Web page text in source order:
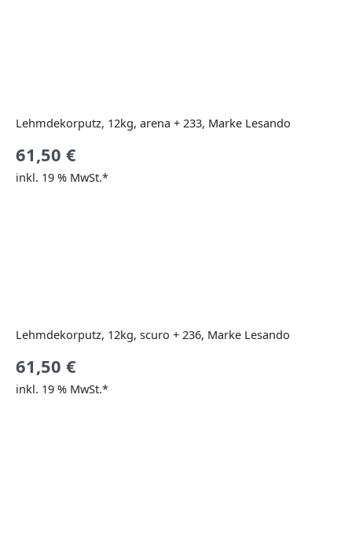
Lehmdekorputz, 12kg, arena + 233, Marke Lesando
61,50 €
inkl. 19 % MwSt.*
Lehmdekorputz, 12kg, scuro + 236, Marke Lesando
61,50 €
inkl. 19 % MwSt.*